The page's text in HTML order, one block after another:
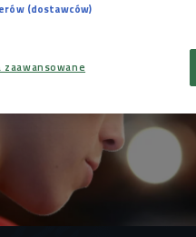
(dostawców)